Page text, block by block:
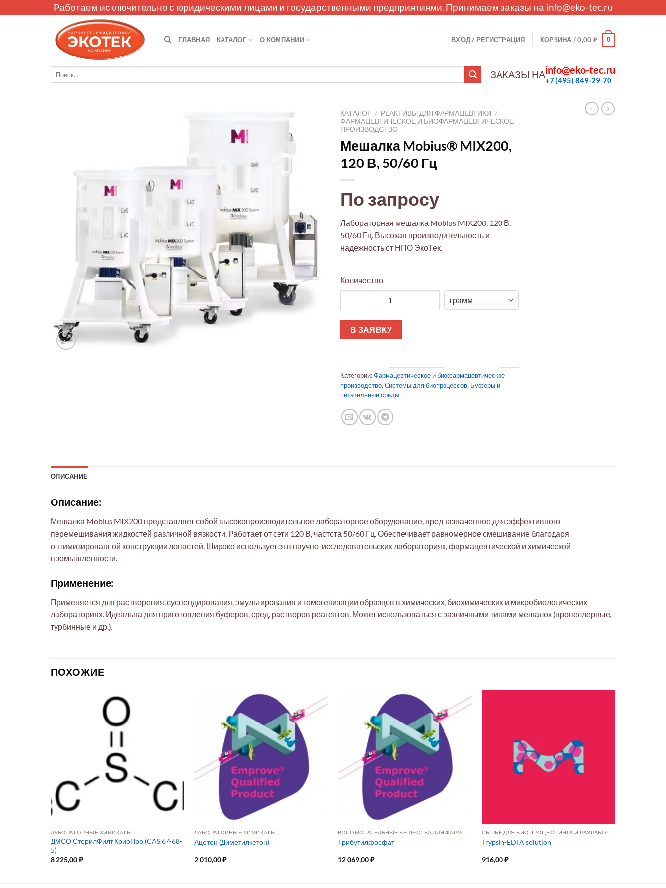
to
Работаем исключительно с юридическими лицами и государственными предприятиями. Принимаем заказы на info@eko-tec.ru
ГЛАВНАЯ КАТАЛОГ О КОМПАНИИ ВХОД / РЕГИСТРАЦИЯ КОРЗИНА /0,00 ₽ 0
ЗАКАЗЫ НАinfo@eko-tec.ru
+7 (495) 849-29-70
КАТАЛОГ / РЕАКТИВЫ ДЛЯ ФАРМАЦЕВТИКИ /
ФАРМАЦЕВТИЧЕСКОЕ И БИОФАРМАЦЕВТИЧЕСКОЕ
ПРОИЗВОДСТВО
Мешалка Mobius® MIX200,
120 В, 50/60 Гц
По запросу
Лабораторная мешалка Mobius MIX200, 120 В,
50/60 Гц. Высокая производительность и
надежность от НПО ЭкоТек.
Количество
В ЗАЯВКУ
Категории:Фармацевтическое и биофармацевтическое
производство, Системы для биопроцессов, Буферы и
питательные среды
ОПИСАНИЕ
Описание:
Мешалка Mobius MIX200 представляет собой высокопроизводительное лабораторное оборудование, предназначенное для эффективного
перемешивания жидкостей различной вязкости. Работает от сети 120 В, частота 50/60 Гц. Обеспечивает равномерное смешивание благодаря
оптимизированной конструкции лопастей. Широко используется в научно-исследовательских лабораториях, фармацевтической и химической
промышленности.
Применение:
Применяется для растворения, суспендирования, эмульгирования и гомогенизации образцов в химических, биохимических и микробиологических
лабораториях. Идеальна для приготовления буферов, сред, растворов реагентов. Может использоваться с различными типами мешалок (пропеллерные,
турбинные и др.).
ПОХОЖИЕ
ЛАБОРАТОРНЫЕ ХИМИКАТЫ
ДМСО СтерилФилт КриоПро (CAS 67-68-
5)
8 225,00₽
ЛАБОРАТОРНЫЕ ХИМИКАТЫ
Ацетон (Диметилкетон)
2 010,00₽
Трибутилфосфат
12 069,00₽
Trypsin-EDTA solution
916,00₽